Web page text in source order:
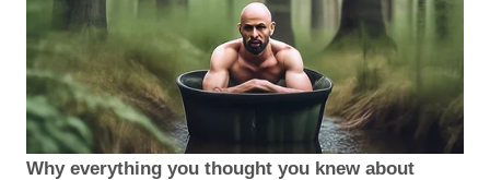
Why everything you thought you knew about